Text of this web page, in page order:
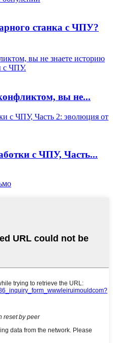
станка с ЧПУ?
вы не...
с ЧПУ, Часть...